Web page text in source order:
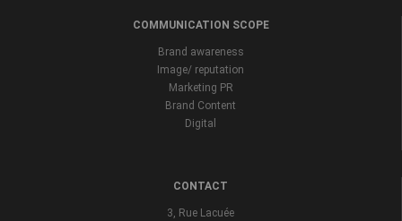
COMMUNICATION SCOPE
Brand awareness
Image/ reputation
Marketing PR
Brand Content
Digital
CONTACT
3, Rue Lacuée